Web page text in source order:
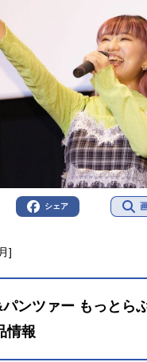
シェア
]
パンツァー もっとら
情報